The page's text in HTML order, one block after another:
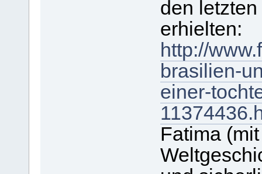
den
erhielten:
http://
brasilien-
einer-
Fatima